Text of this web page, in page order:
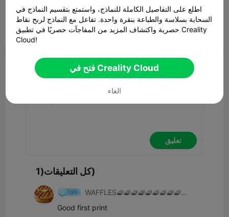
 ابلاغ
تعليق
تعليق
كل التعليقات(1)
WAFFLES🧇🧇🧇🧇🧇🧇🧇🧇🧇🧇
Good first print
اطلع على التفاصيل الكاملة للنماذج، واستمتع بتقسيم النماذج في
السحابة بسلاسة والطباعة بنقرة واحدة. تفاعل مع النماذج لربح نقاط
حصرية واكتشاف المزيد من المفاجآت حصريًا في تطبيق Creality
Cloud!
فتح في Creality Cloud
الغاء